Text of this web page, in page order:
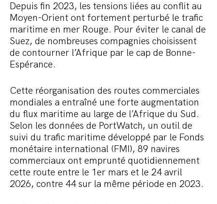
Depuis fin 2023, les tensions liées au conflit au
Moyen-Orient ont fortement perturbé le trafic
maritime en mer Rouge. Pour éviter le canal de
Suez, de nombreuses compagnies choisissent
de contourner l’Afrique par le cap de Bonne-
Espérance.
Cette réorganisation des routes commerciales
mondiales a entraîné une forte augmentation
du flux maritime au large de l’Afrique du Sud.
Selon les données de PortWatch, un outil de
suivi du trafic maritime développé par le Fonds
monétaire international (FMI), 89 navires
commerciaux ont emprunté quotidiennement
cette route entre le 1er mars et le 24 avril
2026, contre 44 sur la même période en 2023.